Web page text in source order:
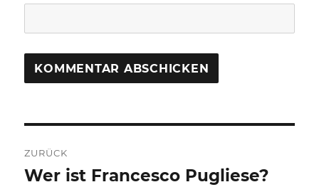
ZURÜCK
Vorheriger
Wer ist Francesco Pugliese?